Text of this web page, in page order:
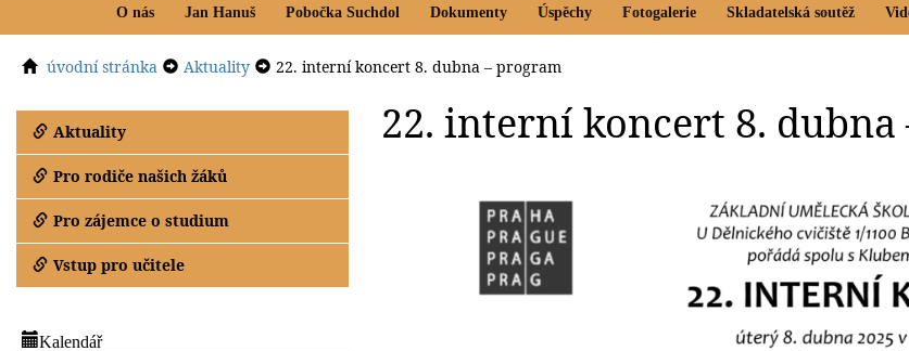
O nás Jan Hanuš Pobočka Suchdol Dokumenty Úspěchy Fotogalerie Skladatelská soutěž
úvodní stránka Aktuality 22. interní koncert 8. dubna – program
Aktuality
Pro rodiče našich žáků
Pro zájemce o studium
Vstup pro učitele
Kalendář
22. interní koncert 8. dubna